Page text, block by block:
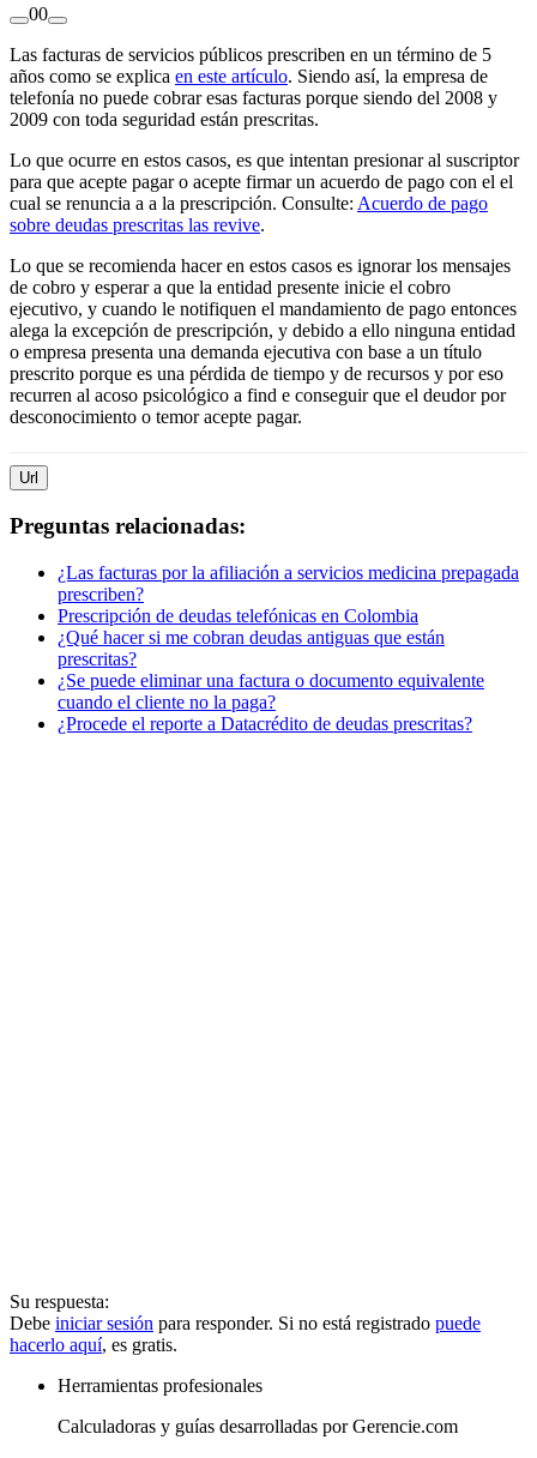
00
Las facturas de servicios públicos prescriben en un término de 5
años como se explica en este artículo. Siendo así, la empresa de
telefonía no puede cobrar esas facturas porque siendo del 2008 y
2009 con toda seguridad están prescritas.
Lo que ocurre en estos casos, es que intentan presionar al suscriptor
para que acepte pagar o acepte firmar un acuerdo de pago con el el
cual se renuncia a a la prescripción. Consulte: Acuerdo de pago
sobre deudas prescritas las revive.
Lo que se recomienda hacer en estos casos es ignorar los mensajes
de cobro y esperar a que la entidad presente inicie el cobro
ejecutivo, y cuando le notifiquen el mandamiento de pago entonces
alega la excepción de prescripción, y debido a ello ninguna entidad
o empresa presenta una demanda ejecutiva con base a un título
prescrito porque es una pérdida de tiempo y de recursos y por eso
recurren al acoso psicológico a find e conseguir que el deudor por
desconocimiento o temor acepte pagar.
Url
Preguntas relacionadas:
¿Las facturas por la afiliación a servicios medicina prepagada
prescriben?
Prescripción de deudas telefónicas en Colombia
¿Qué hacer si me cobran deudas antiguas que están
prescritas?
¿Se puede eliminar una factura o documento equivalente
cuando el cliente no la paga?
¿Procede el reporte a Datacrédito de deudas prescritas?
Su respuesta:
Debe iniciar sesión para responder. Si no está registrado puede
hacerlo aquí, es gratis.
Herramientas profesionales
Calculadoras y guías desarrolladas por Gerencie.com